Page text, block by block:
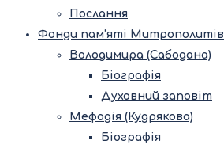
Послання
Фонди пам’яті Митрополитів
Володимира (Сабодана)
Біографія
Духовний заповіт
Мефодія (Кудрякова)
Біографія